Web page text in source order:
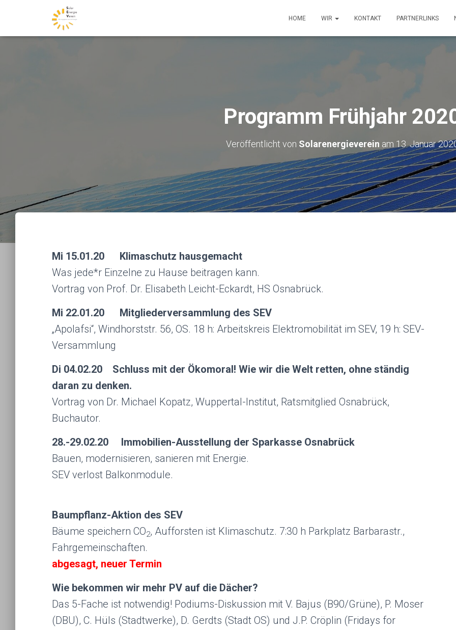
HOME WIR KONTAKT PARTNERLINKS
Programm Frühjahr
Veröffentlicht von Solarenergieverein am 13. Januar
Mi 15.01.20 Klimaschutz hausgemacht
Was jede*r Einzelne zu Hause beitragen kann.
Vortrag von Prof. Dr. Elisabeth Leicht-Eckardt, HS Osnabrück.
Mi 22.01.20 Mitgliederversammlung des SEV
„Apolafsi“, Windhorststr. 56, OS. 18 h: Arbeitskreis Elektromobilität im SEV, 19 h: SEV-
Versammlung
Di 04.02.20 Schluss mit der Ökomoral! Wie wir die Welt retten, ohne ständig
daran zu denken.
Vortrag von Dr. Michael Kopatz, Wuppertal-Institut, Ratsmitglied Osnabrück,
Buchautor.
28.-29.02.20 Immobilien-Ausstellung der Sparkasse Osnabrück
Bauen, modernisieren, sanieren mit Energie.
SEV verlost Balkonmodule.
Baumpflanz-Aktion des SEV
Bäume speichern CO2, Aufforsten ist Klimaschutz. 7:30 h Parkplatz Barbarastr.,
Fahrgemeinschaften.
abgesagt, neuer Termin
Wie bekommen wir mehr PV auf die Dächer?
Das 5-Fache ist notwendig! Podiums-Diskussion mit V. Bajus (B90/Grüne), P. Moser
(DBU), C. Hüls (Stadtwerke), D. Gerdts (Stadt OS) und J.P. Cröplin (Fridays for